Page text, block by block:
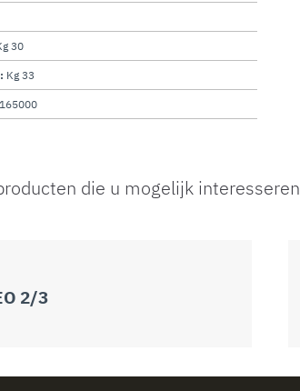
30
Kg 33
die u mogelijk interesseren
2/3